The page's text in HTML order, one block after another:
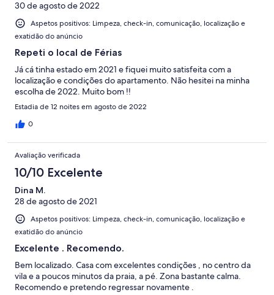
30 de agosto de 2022
Aspetos positivos: Limpeza, check-in, comunicação, localização e
exatidão do anúncio
Repeti o local de Férias
Já cá tinha estado em 2021 e fiquei muito satisfeita com a
localização e condições do apartamento. Não hesitei na minha
escolha de 2022. Muito bom !!
Estadia de 12 noites em agosto de 2022
0
Avaliação verificada
10/10 Excelente
Dina M.
28 de agosto de 2021
Aspetos positivos: Limpeza, check-in, comunicação, localização e
exatidão do anúncio
Excelente . Recomendo.
Bem localizado. Casa com excelentes condições , no centro da
vila e a poucos minutos da praia, a pé. Zona bastante calma.
Recomendo e pretendo regressar novamente .